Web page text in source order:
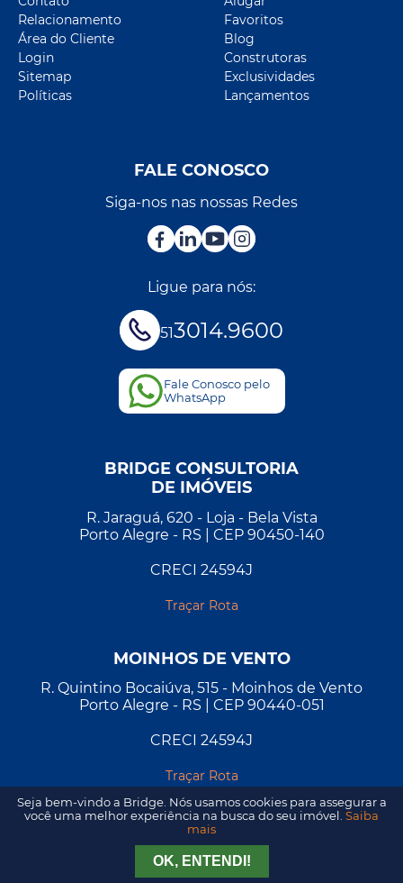
Tirar Dúvida Agendar Visita
Relacionamento
Área do Cliente
Login
Sitemap
Políticas
Favoritos
Blog
Construtoras
Exclusividades
Lançamentos
FALE CONOSCO
Siga-nos nas nossas Redes
Ligue para nós:
513014.9600
Fale Conosco pelo
WhatsApp
BRIDGE CONSULTORIA
DE IMÓVEIS
R. Jaraguá, 620 - Loja - Bela Vista
Porto Alegre - RS | CEP 90450-140
CRECI 24594J
Traçar Rota
MOINHOS DE VENTO
R. Quintino Bocaiúva, 515 - Moinhos de Vento
Porto Alegre - RS | CEP 90440-051
CRECI 24594J
Traçar Rota
2026 - Todos os direitos reservados. Desenvolvido por
Seja bem-vindo a Bridge. Nós usamos cookies para assegurar a
você uma melhor experiência na busca do seu imóvel. Saiba
mais
OK, ENTENDI!